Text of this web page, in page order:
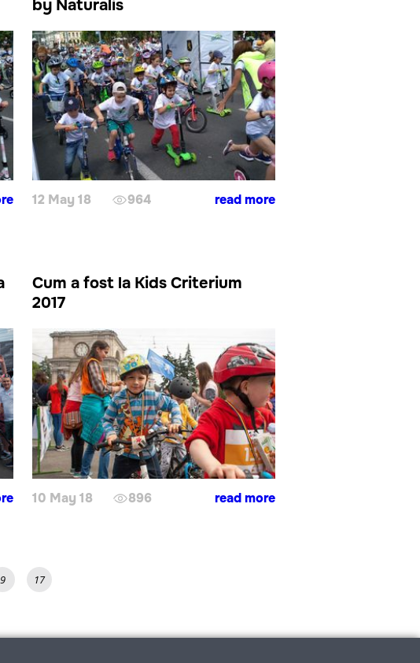
by Naturalis
12 May 18 964 read more
Cum a fost la Kids Criterium
2017
10 May 18 896 read more
9 17